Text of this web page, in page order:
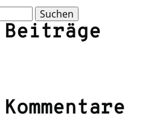
Beiträge